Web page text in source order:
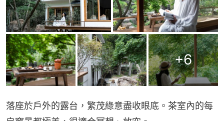
+6
落座於戶外的露台，繁茂綠意盡收眼底。茶室內的每